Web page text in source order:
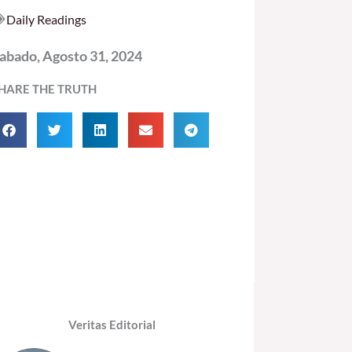
Daily Readings
Agosto 31, 2024
THE TRUTH
Veritas Editorial